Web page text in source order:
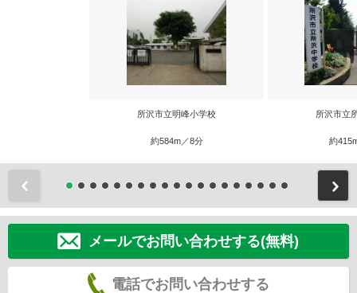
所沢市立明峰小学校
約584m／8分
所沢市立
約
メールでお問い合わせする(無料)
電話でお問い合わせする